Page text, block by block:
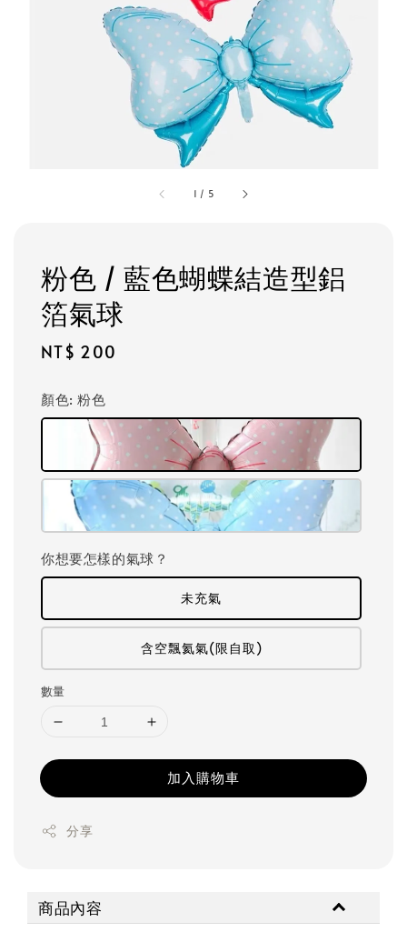
1 / 5
粉色 / 藍色蝴蝶結造型鋁
箔氣球
Regular
NT$ 200
顏色: 粉色
你想要怎樣的氣球？
未充氣
含空飄氦氣(限自取)
數量
加入購物車
分享
商品內容